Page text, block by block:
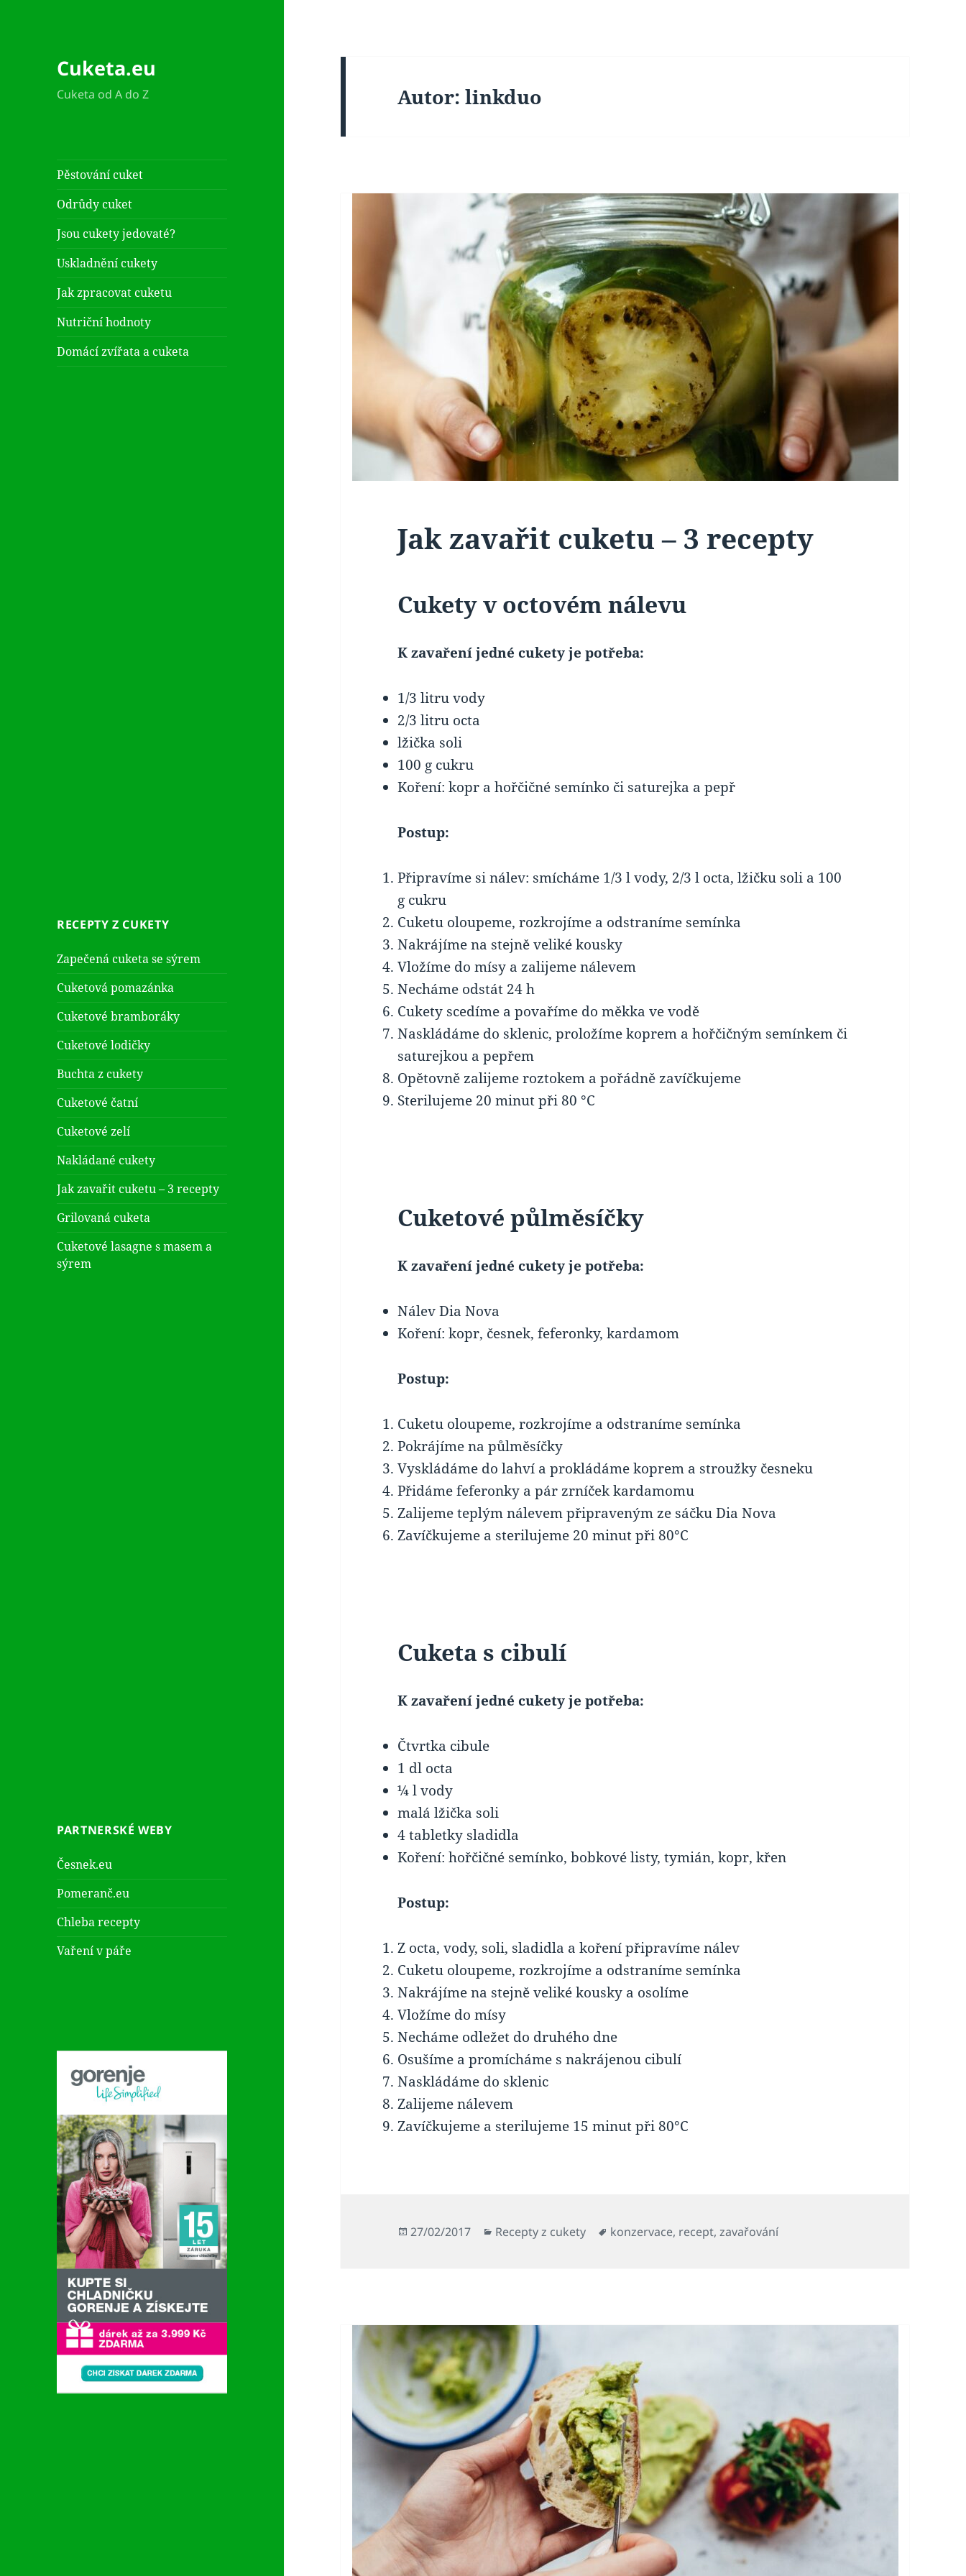
Cuketa.eu
Cuketa od A do Z
Pěstování cuket
Odrůdy cuket
Jsou cukety jedovaté?
Uskladnění cukety
Jak zpracovat cuketu
Nutriční hodnoty
Domácí zvířata a cuketa
RECEPTY Z CUKETY
Zapečená cuketa se sýrem
Cuketová pomazánka
Cuketové bramboráky
Cuketové lodičky
Buchta z cukety
Cuketové čatní
Cuketové zelí
Nakládané cukety
Jak zavařit cuketu – 3 recepty
Grilovaná cuketa
Cuketové lasagne s masem a
sýrem
PARTNERSKÉ WEBY
Česnek.eu
Pomeranč.eu
Chleba recepty
Vaření v páře
Autor:linkduo
Jak zavařit cuketu – 3 recepty
Cukety v octovém nálevu
K zavaření jedné cukety je potřeba:
1/3 litru vody
2/3 litru octa
lžička soli
100 g cukru
Koření: kopr a hořčičné semínko či saturejka a pepř
Postup:
Připravíme si nálev: smícháme 1/3 l vody, 2/3 l octa, lžičku soli a 100
g cukru
Cuketu oloupeme, rozkrojíme a odstraníme semínka
Nakrájíme na stejně veliké kousky
Vložíme do mísy a zalijeme nálevem
Necháme odstát 24 h
Cukety scedíme a povaříme do měkka ve vodě
Naskládáme do sklenic, proložíme koprem a hořčičným semínkem či
saturejkou a pepřem
Opětovně zalijeme roztokem a pořádně zavíčkujeme
Sterilujeme 20 minut při 80 °C
Cuketové půlměsíčky
K zavaření jedné cukety je potřeba:
Nálev Dia Nova
Koření: kopr, česnek, feferonky, kardamom
Postup:
Cuketu oloupeme, rozkrojíme a odstraníme semínka
Pokrájíme na půlměsíčky
Vyskládáme do lahví a prokládáme koprem a stroužky česneku
Přidáme feferonky a pár zrníček kardamomu
Zalijeme teplým nálevem připraveným ze sáčku Dia Nova
Zavíčkujeme a sterilujeme 20 minut při 80°C
Cuketa s cibulí
K zavaření jedné cukety je potřeba:
Čtvrtka cibule
1 dl octa
¼ l vody
malá lžička soli
4 tabletky sladidla
Koření: hořčičné semínko, bobkové listy, tymián, kopr, křen
Postup:
Z octa, vody, soli, sladidla a koření připravíme nálev
Cuketu oloupeme, rozkrojíme a odstraníme semínka
Nakrájíme na stejně veliké kousky a osolíme
Vložíme do mísy
Necháme odležet do druhého dne
Osušíme a promícháme s nakrájenou cibulí
Naskládáme do sklenic
Zalijeme nálevem
Zavíčkujeme a sterilujeme 15 minut při 80°C
Publikováno:
27/02/2017 Rubriky:
Recepty z cukety Štítky:
konzervace, recept,zavařování